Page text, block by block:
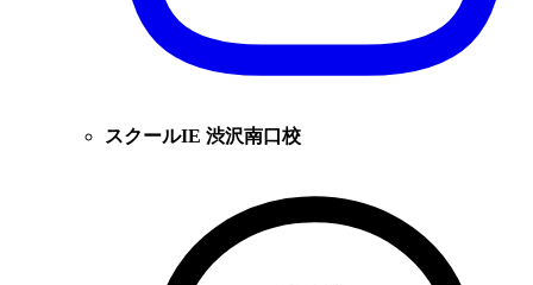
スクールIE 渋沢南口校